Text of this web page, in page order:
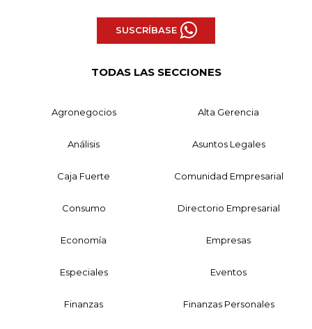
SUSCRÍBASE
TODAS LAS SECCIONES
Agronegocios Alta Gerencia
Análisis Asuntos Legales
Caja Fuerte Comunidad Empresarial
Consumo Directorio Empresarial
Economía Empresas
Especiales Eventos
Finanzas Finanzas Personales